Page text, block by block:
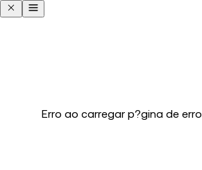
Erro ao carregar p?gina de erro